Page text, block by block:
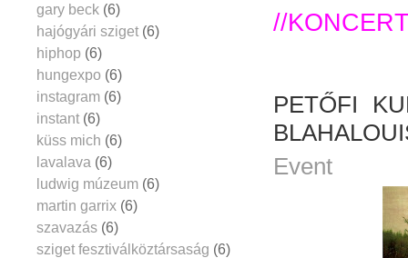
//
PETŐFI
Event
gary beck (6)
hajógyári sziget (6)
hiphop (6)
hungexpo (6)
instagram (6)
instant (6)
küss mich (6)
lavalava (6)
ludwig múzeum (6)
martin garrix (6)
szavazás (6)
sziget fesztiválköztársaság (6)